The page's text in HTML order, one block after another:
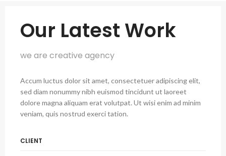
Our Latest Work
we are creative agency
Accum luctus dolor sit amet, consectetuer adipiscing elit,
sed diam nonummy nibh euismod tincidunt ut laoreet
dolore magna aliquam erat volutpat. Ut wisi enim ad minim
veniam, quis nostrud exerci tation.
CLIENT